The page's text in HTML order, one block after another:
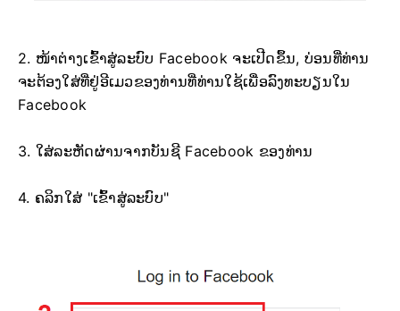
2. ໜ້າຕ່າງເຂົ້າສູ່ລະບົບ Facebook ຈະເປີດຂຶ້ນ, ບ່ອນທີ່ທ່ານ
ຈະຕ້ອງໃສ່ທີ່ຢູ່ອີເມວຂອງທ່ານທີ່ທ່ານໃຊ້ເພື່ອລົງທະບຽນໃນ
Facebook
3. ໃສ່ລະຫັດຜ່ານຈາກບັນຊີ Facebook ຂອງທ່ານ
4. ຄລິກໃສ່ "ເຂົ້າສູ່ລະບົບ"